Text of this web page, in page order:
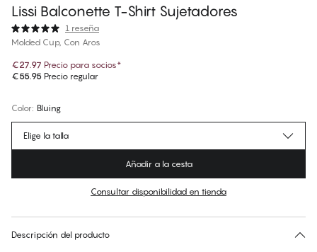
Lissi Balconette T-Shirt Sujetadores
1 reseña
Molded Cup, Con Aros
€27.97 Precio para socios*
€55.95 Precio regular
Color: Bluing
Encuentra tu talla
Elige la talla
Añadir a la cesta
Consultar disponibilidad en tienda
Descripción del producto